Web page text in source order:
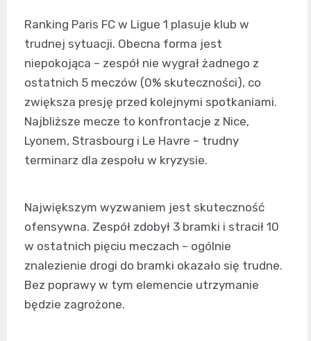
Ranking Paris FC w Ligue 1 plasuje klub w
trudnej sytuacji. Obecna forma jest
niepokojąca – zespół nie wygrał żadnego z
ostatnich 5 meczów (0% skuteczności), co
zwiększa presję przed kolejnymi spotkaniami.
Najbliższe mecze to konfrontacje z Nice,
Lyonem, Strasbourg i Le Havre – trudny
terminarz dla zespołu w kryzysie.
Największym wyzwaniem jest skuteczność
ofensywna. Zespół zdobył 3 bramki i stracił 10
w ostatnich pięciu meczach – ogólnie
znalezienie drogi do bramki okazało się trudne.
Bez poprawy w tym elemencie utrzymanie
będzie zagrożone.